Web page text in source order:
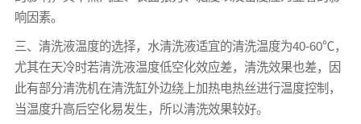
响因素。
三、清洗液温度的选择，水清洗液适宜的清洗温度为40-60℃，
尤其在天冷时若清洗液温度低空化效应差，清洗效果也差，因
此有部分清洗机在清洗缸外边绕上加热电热丝进行温度控制，
当温度升高后空化易发生，所以清洗效果较好。